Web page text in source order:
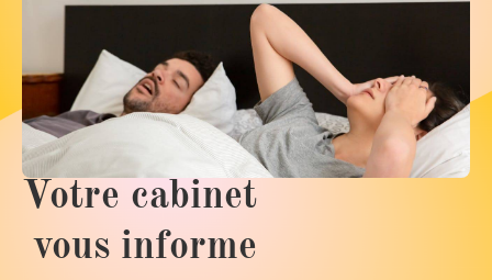
Votre cabinet
vous informe